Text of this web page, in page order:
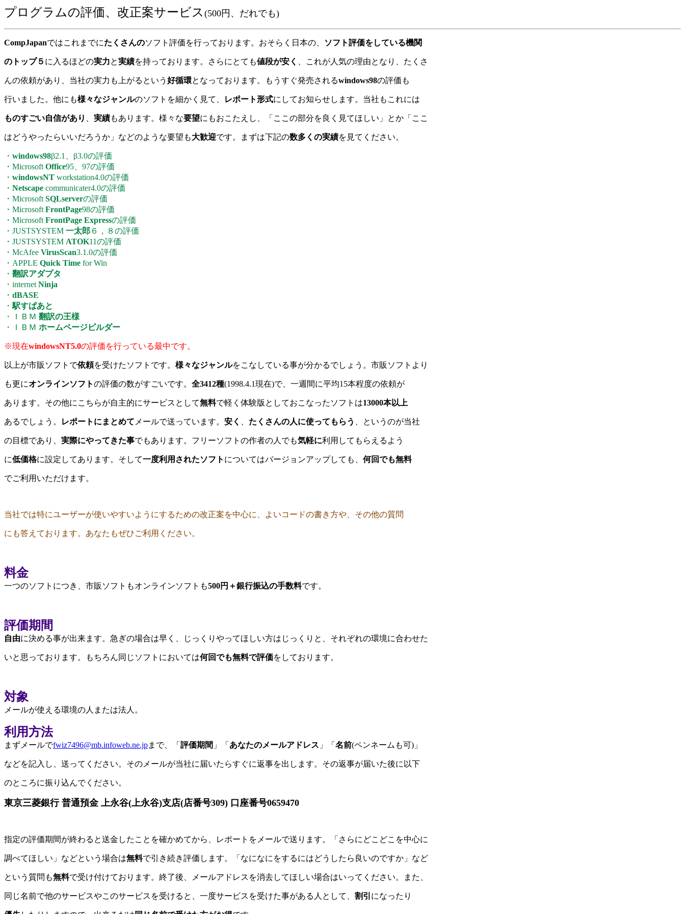
プログラムの評価、改正案サービス (500円、だれでも)
CompJapanではこれまでにたくさんのソフト評価を行っております。おそらく日本の、 ソフト評価をしている機関
のトップ５ に入るほどの実力と実績を持っております。さらにとても値段が安く 、これが人気の理由となり、たくさ
んの依頼があり、当社の実力も上がるという 好循環となっております。もうすぐ発売されるwindows98の評価も
行いました。他にも様々なジャンルのソフトを細かく見て、 レポート形式にしてお知らせします。当社もこれには
ものすごい自信があり 実績もあります。様々な要望にもおこたえし、「ここの部分を良く見てほしい」とか「ここ
はどうやったらいいだろうか」などのような要望も大歓迎です。まずは下記の数多くの実績を見てください。
・ windows98β2.1、β3.0の評価
・Microsoft Office95、97の評価
・ windowsNT workstation4.0の評価
・ Netscape communicater4.0の評価
・Microsoft SQLserverの評価
・Microsoft FrontPage98の評価
・Microsoft FrontPage Expressの評価
・JUSTSYSTEM 一太郎 ６，８の評価
・JUSTSYSTEM ATOK11の評価
・McAfee VirusScan3.1.0の評価
・APPLE Quick Time for Win
・ 翻訳アダプタ
・internet Ninja
・ dBASE
・駅すぱあと
・ＩＢＭ 翻訳の王様
・ＩＢＭ ホームページビルダー
※現在windowsNT5.0の評価を行っている最中です。
以上が市販ソフトで依頼を受けたソフトです。 様々なジャンルをこなしている事が分かるでしょう。市販ソフトより
も更にオンラインソフトの評価の数がすごいです。 全3412種(1998.4.1現在)で、一週間に平均15本程度の依頼が
あります。その他にこちらが自主的にサービスとして無料で軽く体験版としておこなったソフトは13000本以上
あるでしょう。 レポートにまとめて メールで送っています。 安く たくさんの人に使ってもらう 、というのが当社
の目標であり、 実際にやってきた事でもあります。フリーソフトの作者の人でも気軽に利用してもらえるよう
に低価格に設定してあります。そして一度利用されたソフト についてはバージョンアップしても、 何回でも無料
でご利用いただけます。
当社では特にユーザーが使いやすいようにするための改正案を中心に、よいコードの書き方や、その他の質問
にも答えております。あなたもぜひご利用ください。
料金
一つのソフトにつき、市販ソフトもオンラインソフトも500円＋銀行振込の手数料です。
評価期間
自由に決める事が出来ます。急ぎの場合は早く、じっくりやってほしい方はじっくりと、それぞれの環境に合わせた
いと思っております。もちろん同じソフトにおいては何回でも無料で評価をしております。
対象
メールが使える環境の人または法人。
利用方法
まずメールでfwiz7496@mb.infoweb.ne.jpまで、「 評価期間 」「 あなたのメールアドレス 」「 名前(ペンネームも可)」
などを記入し、送ってください。そのメールが当社に届いたらすぐに返事を出します。その返事が届いた後に以下
のところに振り込んでください。
東京三菱銀行 普通預金 上永谷(上永谷)支店(店番号309) 口座番号0659470
指定の評価期間が終わると送金したことを確かめてから、レポートをメールで送ります。「さらにどこどこを中心に
調べてほしい」などという場合は無料で引き続き評価します。「なになにをするにはどうしたら良いのですか」など
という質問も無料で受け付けております。終了後、メールアドレスを消去してほしい場合はいってください。また、
同じ名前で他のサービスやこのサービスを受けると、一度サービスを受けた事がある人として、 割引 になったり